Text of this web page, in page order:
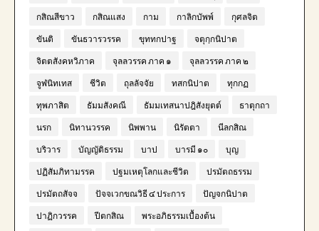
กสิณสีขาว กสิณแสง กาม กาลิกบัพพ์ กุศลจิต
ขันติ ขันธวารวรรค ขุททกปาฐ จตุกฺกนิปาต
จิตตสังคหวิภาค จุลลวรรค ภาค ๑ จุลลวรรค ภาค ๒
จูฬนิทเทส ชีวิต ถุลลัจจัย ทสกนิปาต ทุกกฏ
ทุพภาสิต ธัมมสังคณี ธัมมเทสนาปฎิสังยุตต์ ธาตุกถา
นรก นิทานวรรค นิพพาน นิรัตตา นีลกสิณ
บริวาร บัญญัติธรรม บาป บารมี ๑๐ บุญ
ปฏิสัมภิทามรรค ปฐมเหตุโลกและชีวิต ปรมัตถธรรม
ปรมัตถสัจจ ปัจจเวกขณวิธี ๔ ประการ ปัญจกนิปาต
ปาฏิกวรรค ปีตกสิณ พระอภิธรรมเบื้องต้น